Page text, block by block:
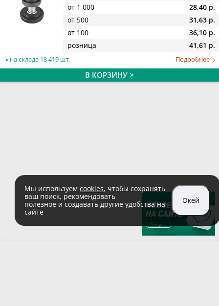
от 1 000
28,40 р.
от 500
31,63 р.
от 100
36,10 р.
розница
41,61 р.
на складе 18 419 шт. Подробнее
В КОРЗИНУ >
Мы используем cookies, чтобы сохранять
ваш поиск, рекомендовать
полезное и создавать другие удобства на
сайте
Окей